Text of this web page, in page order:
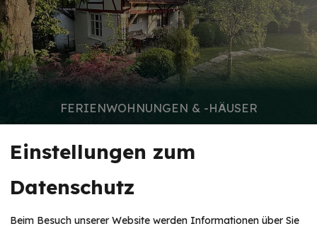
FERIENWOHNUNGEN & -HÄUSER
Einstellungen zum
Datenschutz
Beim Besuch unserer Website werden Informationen über Sie